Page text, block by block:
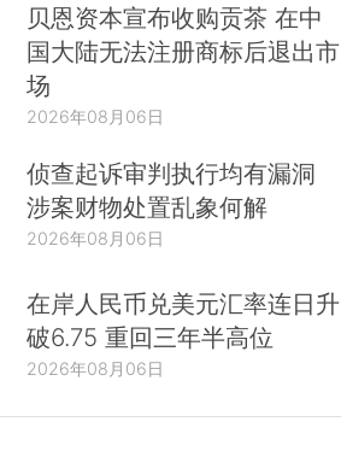
贝恩资本宣布收购贡茶 在中
国大陆无法注册商标后退出市
场
2026年08月06日
侦查起诉审判执行均有漏洞
涉案财物处置乱象何解
2026年08月06日
在岸人民币兑美元汇率连日升
破6.75 重回三年半高位
2026年08月06日